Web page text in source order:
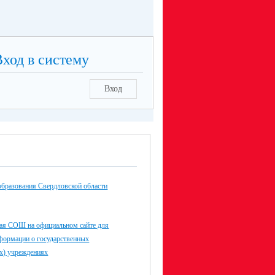
в систему
Вход
Свердловской области
СОШ на официальном сайте для
о государственных
учреждениях